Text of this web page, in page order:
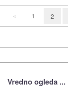
« 1 2
Vredno ogleda ...